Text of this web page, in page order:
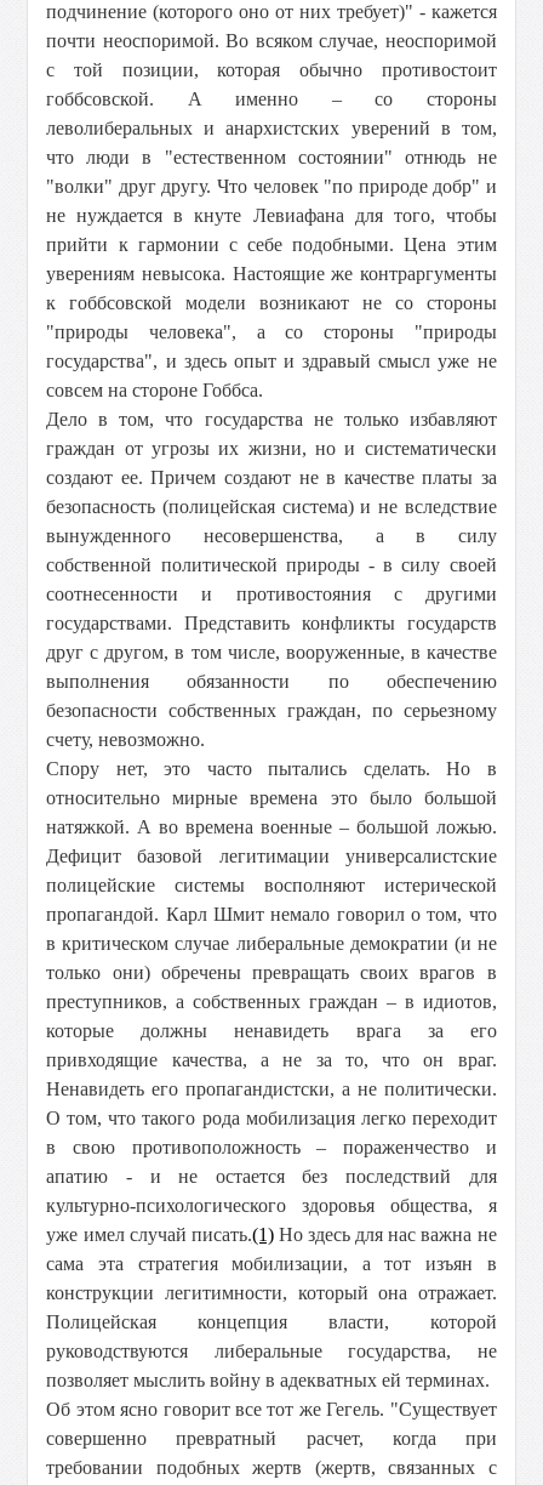
подчинение (которого оно от них требует)" - кажется
почти неоспоримой. Во всяком случае, неоспоримой
с той позиции, которая обычно противостоит
гоббсовской. А именно – со стороны
леволиберальных и анархистских уверений в том,
что люди в "естественном состоянии" отнюдь не
"волки" друг другу. Что человек "по природе добр" и
не нуждается в кнуте Левиафана для того, чтобы
прийти к гармонии с себе подобными. Цена этим
уверениям невысока. Настоящие же контраргументы
к гоббсовской модели возникают не со стороны
"природы человека", а со стороны "природы
государства", и здесь опыт и здравый смысл уже не
совсем на стороне Гоббса.
Дело в том, что государства не только избавляют
граждан от угрозы их жизни, но и систематически
создают ее. Причем создают не в качестве платы за
безопасность (полицейская система) и не вследствие
вынужденного несовершенства, а в силу
собственной политической природы - в силу своей
соотнесенности и противостояния с другими
государствами. Представить конфликты государств
друг с другом, в том числе, вооруженные, в качестве
выполнения обязанности по обеспечению
безопасности собственных граждан, по серьезному
счету, невозможно.
Спору нет, это часто пытались сделать. Но в
относительно мирные времена это было большой
натяжкой. А во времена военные – большой ложью.
Дефицит базовой легитимации универсалистские
полицейские системы восполняют истерической
пропагандой. Карл Шмит немало говорил о том, что
в критическом случае либеральные демократии (и не
только они) обречены превращать своих врагов в
преступников, а собственных граждан – в идиотов,
которые должны ненавидеть врага за его
привходящие качества, а не за то, что он враг.
Ненавидеть его пропагандистски, а не политически.
О том, что такого рода мобилизация легко переходит
в свою противоположность – пораженчество и
апатию - и не остается без последствий для
культурно-психологического здоровья общества, я
уже имел случай писать.(1)Но здесь для нас важна не
сама эта стратегия мобилизации, а тот изъян в
конструкции легитимности, который она отражает.
Полицейская концепция власти, которой
руководствуются либеральные государства, не
позволяет мыслить войну в адекватных ей терминах.
Об этом ясно говорит все тот же Гегель. "Существует
совершенно превратный расчет, когда при
требовании подобных жертв (жертв, связанных с